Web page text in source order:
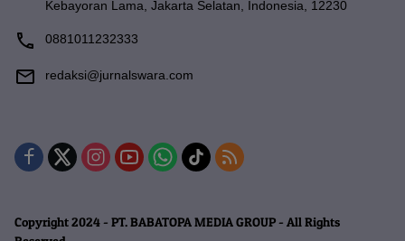
Kebayoran Lama, Jakarta Selatan, Indonesia, 12230
0881011232333
redaksi@jurnalswara.com
Copyright 2024 - PT. BABATOPA MEDIA GROUP - All Rights